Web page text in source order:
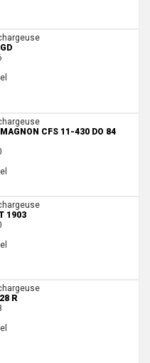
CFS 11-430 DO 84
1903
R